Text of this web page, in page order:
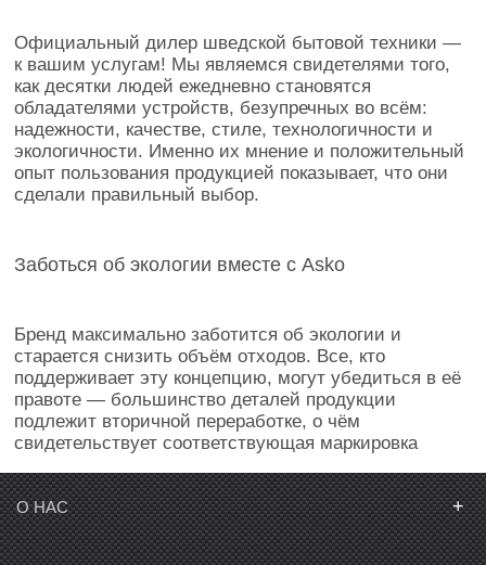
Официальный дилер шведской бытовой техники —
к вашим услугам! Мы являемся свидетелями того,
как десятки людей ежедневно становятся
обладателями устройств, безупречных во всём:
надежности, качестве, стиле, технологичности и
экологичности. Именно их мнение и положительный
опыт пользования продукцией показывает, что они
сделали правильный выбор.
Заботься об экологии вместе с Asko
Бренд максимально заботится об экологии и
старается снизить объём отходов. Все, кто
поддерживает эту концепцию, могут убедиться в её
правоте — большинство деталей продукции
подлежит вторичной переработке, о чём
свидетельствует соответствующая маркировка
О НАС +